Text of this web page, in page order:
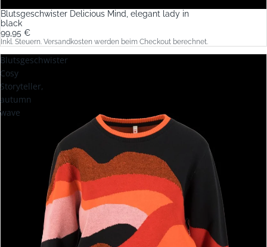
Blutsgeschwister Delicious Mind, elegant lady in
black
99,95 €
Inkl. Steuern. Versandkosten werden beim Checkout berechnet.
Blutsgeschwister
Cosy
Storyteller,
autumn
wave